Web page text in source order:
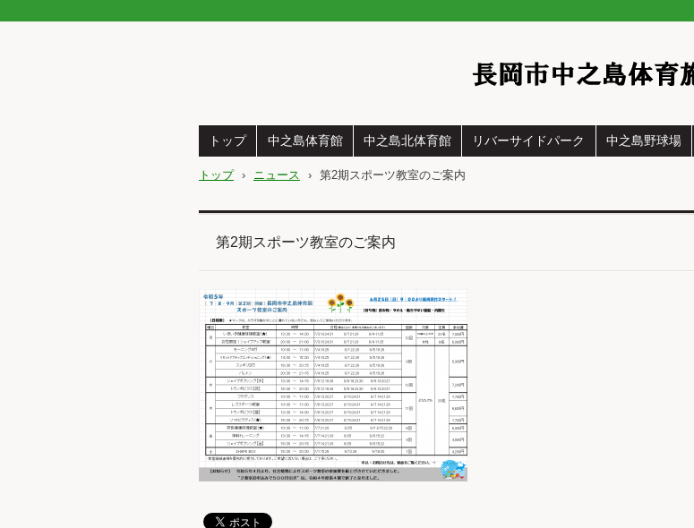
トップ 中之島体育館 中之島北体育館 リバーサイドパーク 中之島野球場
トップ › ニュース › 第2期スポーツ教室のご案内
第2期スポーツ教室のご案内